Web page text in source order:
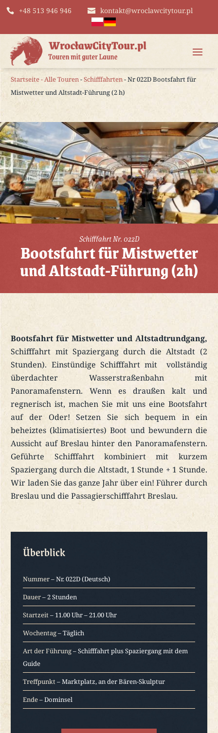
+48 513 946 946 kontakt@wroclawcitytour.pl
Startseite-Alle Touren-Schifffahrten- Nr 022D Bootsfahrt für
Mistwetter und Altstadt-Führung (2 h)
Schifffahrt Nr. 022D
Bootsfahrt für Mistwetter
und Altstadt-Führung (2h)
Bootsfahrt für Mistwetter und Altstadtrundgang,
Schifffahrt mit Spaziergang durch die Altstadt (2
Stunden). Einstündige Schifffahrt mit vollständig
überdachter Wasserstraßenbahn mit
Panoramafenstern. Wenn es draußen kalt und
regnerisch ist, machen Sie mit uns eine Bootsfahrt
auf der Oder! Setzen Sie sich bequem in ein
beheiztes (klimatisiertes) Boot und bewundern die
Aussicht auf Breslau hinter den Panoramafenstern.
Geführte Schifffahrt kombiniert mit kurzem
Spaziergang durch die Altstadt, 1 Stunde + 1 Stunde.
Wir laden Sie das ganze Jahr über ein! Führer durch
Breslau und die Passagierschifffahrt Breslau.
Überblick
Nummer– Nr. 022D (Deutsch)
Dauer– 2 Stunden
Startzeit– 11.00 Uhr – 21.00 Uhr
Wochentag– Täglich
Art der Führung– Schifffahrt plus Spaziergang mit dem
Guide
Treffpunkt– Marktplatz, an der Bären-Skulptur
Ende– Dominsel